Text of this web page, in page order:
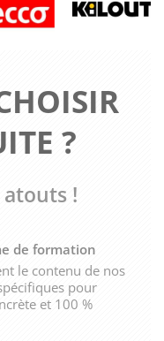
?
atouts !
de formation
le contenu de nos
pour
et 100 %